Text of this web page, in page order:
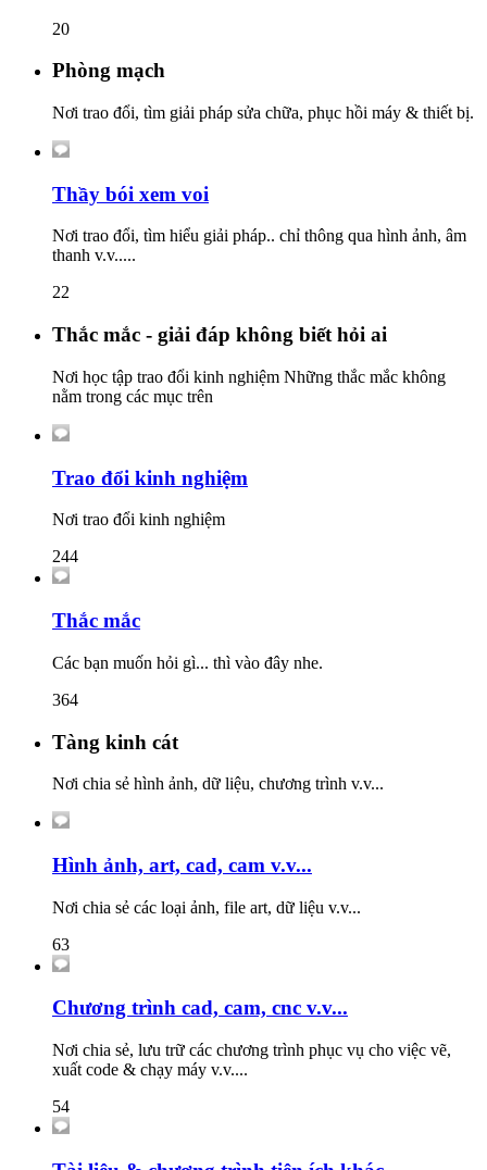
20
Phòng mạch
Nơi trao đổi, tìm giải pháp sửa chữa, phục hồi máy & thiết bị.
Thầy bói xem voi
Nơi trao đổi, tìm hiểu giải pháp.. chỉ thông qua hình ảnh, âm
thanh v.v.....
22
Thắc mắc - giải đáp không biết hỏi ai
Nơi học tập trao đổi kinh nghiệm Những thắc mắc không
nằm trong các mục trên
Trao đổi kinh nghiệm
Nơi trao đổi kinh nghiệm
244
Thắc mắc
Các bạn muốn hỏi gì... thì vào đây nhe.
364
Tàng kinh cát
Nơi chia sẻ hình ảnh, dữ liệu, chương trình v.v...
Hình ảnh, art, cad, cam v.v...
Nơi chia sẻ các loại ảnh, file art, dữ liệu v.v...
63
Chương trình cad, cam, cnc v.v...
Nơi chia sẻ, lưu trữ các chương trình phục vụ cho việc vẽ,
xuất code & chạy máy v.v....
54